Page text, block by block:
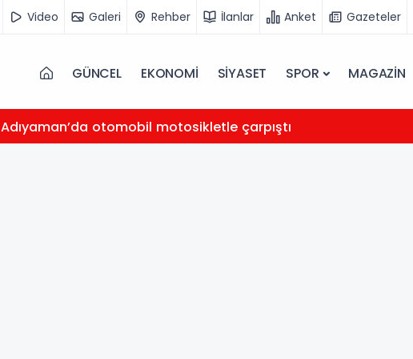
Video Galeri Rehber İlanlar Anket Gazeteler
GÜNCEL EKONOMİ SİYASET SPOR MAGAZİN
Adıyaman’da otomobil motosikletle çarpıştı